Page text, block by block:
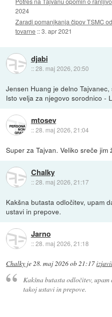
2024
Zaradi pomanjkanja čipov TSMC
tovarne ::3. apr 2021
djabi
::28. maj 2026, 20:50
Jensen Huang je delno
Isto velja za njegovo sorodnico -
mtosev
::28. maj 2026, 21:04
Super za Tajvan. Veliko sreče jim
Chalky
::28. maj 2026, 21:17
Kakšna butasta odločitev, upam
ustavi in prepove.
Jarno
::28. maj 2026, 21:18
Chalky je28. maj 2026 ob 21:17
Kakšna butasta odločitev,
takoj ustavi in prepove.